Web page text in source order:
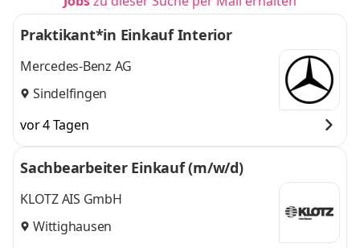
Praktikant*in Einkauf Interior
Mercedes-Benz AG
Sindelfingen
vor 4 Tagen
Sachbearbeiter Einkauf (m/w/d)
KLOTZ AIS GmbH
Wittighausen